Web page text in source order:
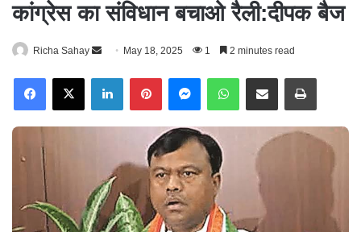
कांग्रेस का संविधान बचाओ रैली:दीपक बैज
Richa Sahay
n
d
a
m
a
i
May 18, 2025 1 2 minutes read
X